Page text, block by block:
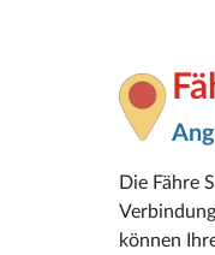
Die Fähre
können